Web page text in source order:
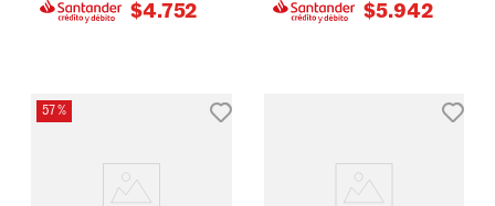
$4.752 $5.942
57 %